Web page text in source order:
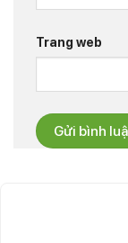
Trang web